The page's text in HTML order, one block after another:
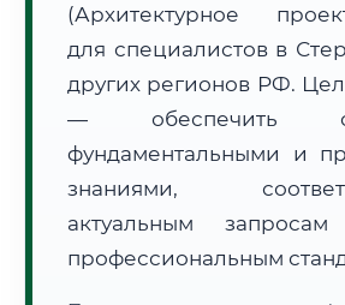
🗺️ Зона обслуживания: г. Стерлитамак
• Маршрут транзита:~1 745 км
(Архитектурное
для специалистов в
других регионов РФ.
— обеспечить
фундаментальными и
знаниями,
актуальным
профессиональным